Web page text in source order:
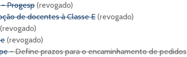
Progesp (revogado)
de docentes à Classe E (revogado)
(revogado)
(revogado)
- Define prazos para o encaminhamento de pedidos